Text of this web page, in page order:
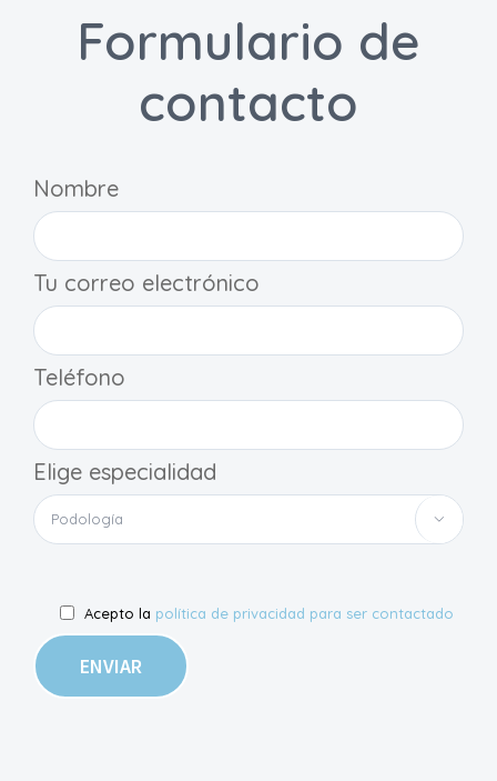
Formulario de
contacto
Nombre
Tu correo electrónico
Teléfono
Elige especialidad

Acepto la política de privacidad para ser contactado